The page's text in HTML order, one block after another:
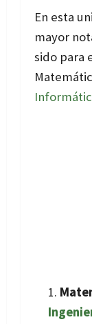
En esta
mayor
sido para